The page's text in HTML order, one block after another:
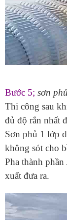
Bước 5; sơn
Thi công sau
đủ độ rắn nhất
Sơn phủ 1 lớp
không sót cho
Pha thành
xuất đưa ra.